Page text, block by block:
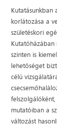
Kutatásunkban
korlátozása a
születéskori
Kutatóházában
szinten is
lehetőséget
célú
mutatóiban a
változást